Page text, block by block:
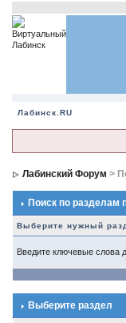
Лабинск.RU
Лабинский Форум >
Поиск по разделам
Выберите нужный
Введите ключевые слова
Выберите раздел